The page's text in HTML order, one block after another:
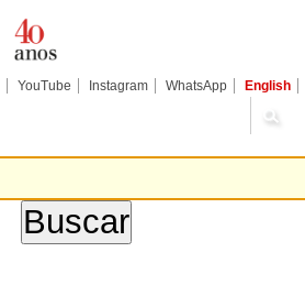
YouTube Instagram WhatsApp English